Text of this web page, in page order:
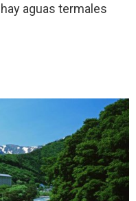
aguas termales